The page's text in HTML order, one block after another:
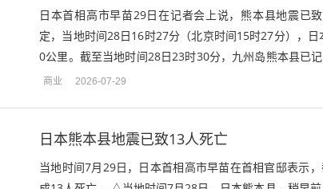
日本首相高市早苗29日在记者会上说，熊本县地震已
定，当地时间28日16时27分（北京时间15时27分），
0公里。截至当地时间28日23时30分，九州岛熊本县已
量人员伤亡，多处房屋倒塌，交通严重...
商业 2026-07-29
日本熊本县地震已致13人死亡
当地时间7月29日，日本首相高市早苗在首相官邸表示